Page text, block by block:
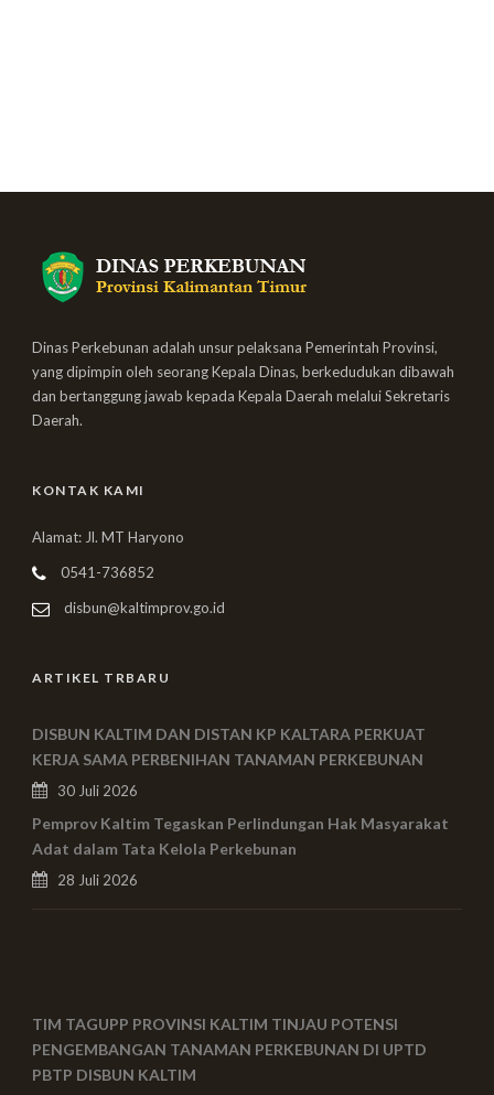
Dinas Perkebunan adalah unsur pelaksana Pemerintah Provinsi,
yang dipimpin oleh seorang Kepala Dinas, berkedudukan dibawah
dan bertanggung jawab kepada Kepala Daerah melalui Sekretaris
Daerah.
KONTAK KAMI
Alamat: Jl. MT Haryono
0541-736852
disbun@kaltimprov.go.id
ARTIKEL TRBARU
DISBUN KALTIM DAN DISTAN KP KALTARA PERKUAT
KERJA SAMA PERBENIHAN TANAMAN PERKEBUNAN
30 Juli 2026
Pemprov Kaltim Tegaskan Perlindungan Hak Masyarakat
Adat dalam Tata Kelola Perkebunan
28 Juli 2026
TIM TAGUPP PROVINSI KALTIM TINJAU POTENSI
PENGEMBANGAN TANAMAN PERKEBUNAN DI UPTD
PBTP DISBUN KALTIM